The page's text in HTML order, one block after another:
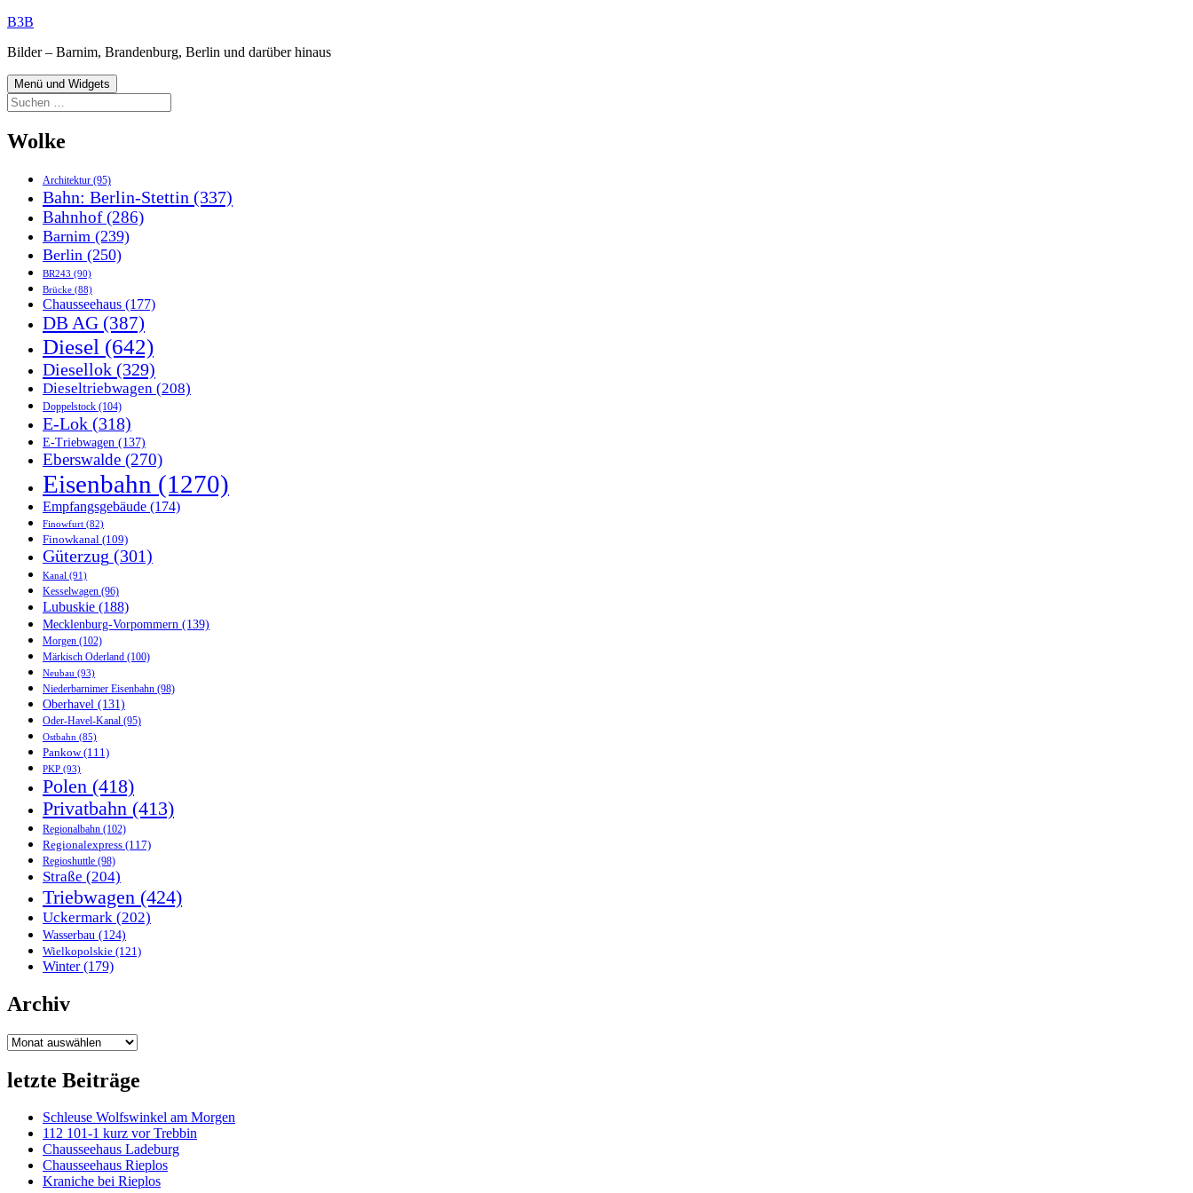
Zum
springen
B3B
Bilder – Barnim, Brandenburg, Berlin und darüber hinaus
Menü und Widgets
Suchen
nach:
Wolke
Architektur (95)
Bahn: Berlin-Stettin (337)
Bahnhof(286)
Barnim (239)
Berlin (250)
BR243 (90)
Brücke (88)
Chausseehaus (177)
DB AG (387)
Diesel (642)
Diesellok (329)
Dieseltriebwagen (208)
Doppelstock (104)
E-Lok (318)
E-Triebwagen (137)
Eberswalde (270)
Eisenbahn (1270)
Empfangsgebäude (174)
Finowfurt (82)
Finowkanal (109)
Güterzug (301)
Kanal (91)
Kesselwagen (96)
Lubuskie (188)
Mecklenburg-Vorpommern (139)
Morgen (102)
Märkisch Oderland (100)
Neubau (93)
Niederbarnimer Eisenbahn (98)
Oberhavel (131)
Oder-Havel-Kanal (95)
Ostbahn (85)
Pankow(111)
PKP (93)
Polen (418)
Privatbahn (413)
Regionalbahn (102)
Regionalexpress (117)
Regioshuttle (98)
Straße (204)
Triebwagen (424)
Uckermark (202)
Wasserbau (124)
Wielkopolskie (121)
Winter(179)
Archiv
Archiv
letzte Beiträge
Schleuse Wolfswinkel am Morgen
112 101-1 kurz vor Trebbin
Chausseehaus Ladeburg
Chausseehaus Rieplos
Kraniche bei Rieplos